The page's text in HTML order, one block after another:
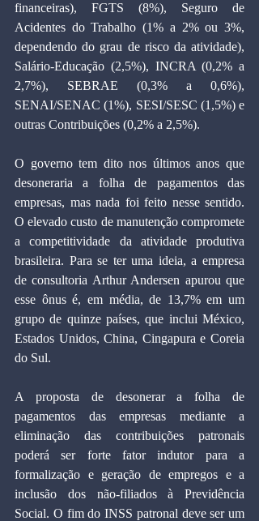
financeiras), FGTS (8%), Seguro de
Acidentes do Trabalho (1% a 2% ou 3%,
dependendo do grau de risco da atividade),
Salário-Educação (2,5%), INCRA (0,2% a
2,7%), SEBRAE (0,3% a 0,6%),
SENAI/SENAC (1%), SESI/SESC (1,5%) e
outras Contribuições (0,2% a 2,5%).
O governo tem dito nos últimos anos que
desoneraria a folha de pagamentos das
empresas, mas nada foi feito nesse sentido.
O elevado custo de manutenção compromete
a competitividade da atividade produtiva
brasileira. Para se ter uma ideia, a empresa
de consultoria Arthur Andersen apurou que
esse ônus é, em média, de 13,7% em um
grupo de quinze países, que inclui México,
Estados Unidos, China, Cingapura e Coreia
do Sul.
A proposta de desonerar a folha de
pagamentos das empresas mediante a
eliminação das contribuições patronais
poderá ser forte fator indutor para a
formalização e geração de empregos e a
inclusão dos não-filiados à Previdência
Social. O fim do INSS patronal deve ser um